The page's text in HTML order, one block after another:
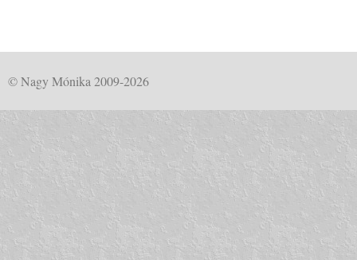
© Nagy Mónika 2009-2026